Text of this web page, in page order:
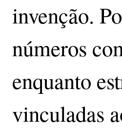
invenção.
números
enquanto
vinculadas